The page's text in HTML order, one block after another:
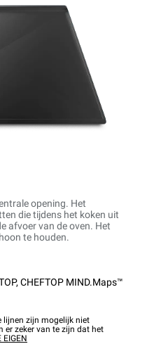
opening. Het
die tijdens het koken uit
afvoer van de oven. Het
te houden.
, CHEFTOP MIND.Maps™
lijnen zijn mogelijk niet
er zeker van te zijn dat het
EIGEN